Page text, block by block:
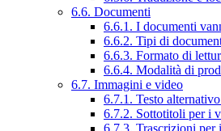
6.6. Documenti
6.6.1. I documenti
6.6.2. Tipi di
6.6.3. Formato di
6.6.4. Modalità di
6.7. Immagini e video
6.7.1. Testo
6.7.2. Sottotitoli per i
6.7.3. Trascrizioni per